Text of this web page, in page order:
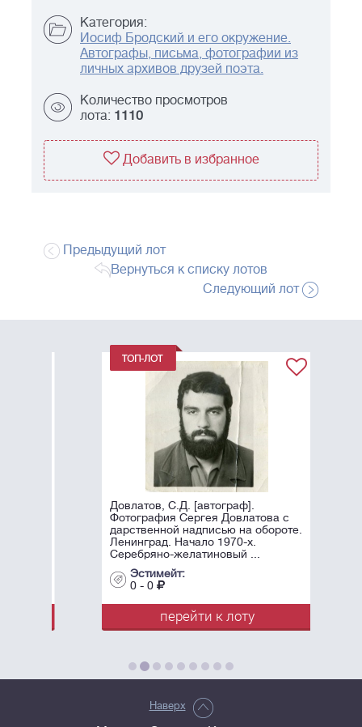
Категория:
Иосиф Бродский и его окружение.
Автографы, письма, фотографии из
личных архивов друзей поэта.
Количество просмотров
лота: 1110
Добавить в избранное
Предыдущий лот
Вернуться к списку лотов
Следующий лот
Довлатов, С.Д. [автограф].
Фотография Сергея Довлатова с
дарственной надписью на обороте.
Ленинград. Начало 1970-х.
Серебряно-желатиновый ...
Эстимейт:
0 - 0
перейти к лоту
Наверх